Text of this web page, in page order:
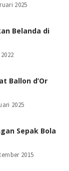
2025
Belanda di
Ballon d’Or
2025
Sepak Bola
2015